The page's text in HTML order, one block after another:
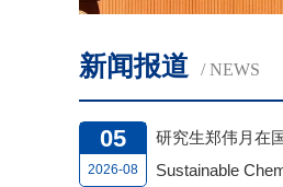
新闻报道 / NEWS
05
2026-08
研究生郑伟月在
Sustainable